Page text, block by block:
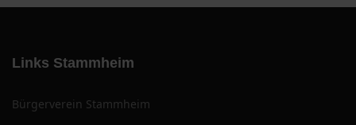
Links Stammheim
Bürgerverein Stammheim